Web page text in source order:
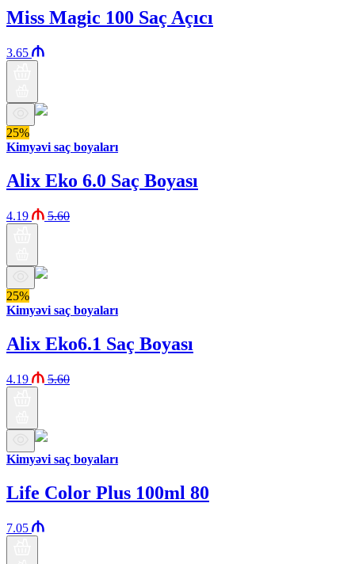
Miss Magic 100 Saç Açıcı
3.65
25%
Kimyəvi saç boyaları
Alix Eko 6.0 Saç Boyası
4.19 5.60
25%
Kimyəvi saç boyaları
Alix Eko6.1 Saç Boyası
4.19 5.60
Kimyəvi saç boyaları
Life Color Plus 100ml 80
7.05